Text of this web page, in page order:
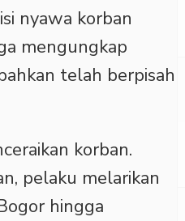
nyawa korban
mengungkap
telah berpisah
korban.
pelaku melarikan
hingga